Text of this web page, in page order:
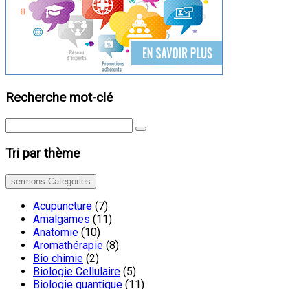
Recherche mot-clé
Tri par thème
sermons Categories
Acupuncture (7)
Amalgames (11)
Anatomie (10)
Aromathérapie (8)
Bio chimie (2)
Biologie Cellulaire (5)
Biologie quantique (11)